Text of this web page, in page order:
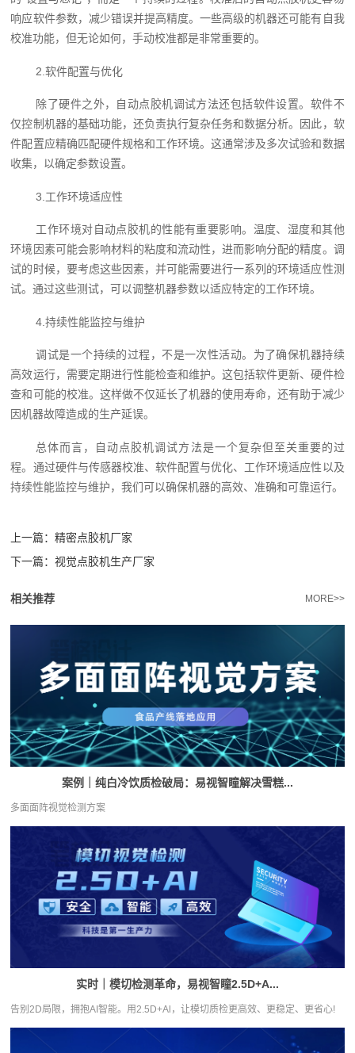
响应软件参数，减少错误并提高精度。一些高级的机器还可能有自我
校准功能，但无论如何，手动校准都是非常重要的。
2.软件配置与优化
除了硬件之外，自动点胶机调试方法还包括软件设置。软件不
仅控制机器的基础功能，还负责执行复杂任务和数据分析。因此，软
件配置应精确匹配硬件规格和工作环境。这通常涉及多次试验和数据
收集，以确定参数设置。
3.工作环境适应性
工作环境对自动点胶机的性能有重要影响。温度、湿度和其他
环境因素可能会影响材料的粘度和流动性，进而影响分配的精度。调
试的时候，要考虑这些因素，并可能需要进行一系列的环境适应性测
试。通过这些测试，可以调整机器参数以适应特定的工作环境。
4.持续性能监控与维护
调试是一个持续的过程，不是一次性活动。为了确保机器持续
高效运行，需要定期进行性能检查和维护。这包括软件更新、硬件检
查和可能的校准。这样做不仅延长了机器的使用寿命，还有助于减少
因机器故障造成的生产延误。
总体而言，自动点胶机调试方法是一个复杂但至关重要的过
程。通过硬件与传感器校准、软件配置与优化、工作环境适应性以及
持续性能监控与维护，我们可以确保机器的高效、准确和可靠运行。
上一篇：精密点胶机厂家
下一篇：视觉点胶机生产厂家
相关推荐 MORE>>
案例｜纯白冷饮质检破局：易视智瞳解决雪糕...
多面面阵视觉检测方案
实时｜模切检测革命，易视智瞳2.5D+A...
告别2D局限，拥抱AI智能。用2.5D+Al，让模切质检更高效、更稳定、更省心!